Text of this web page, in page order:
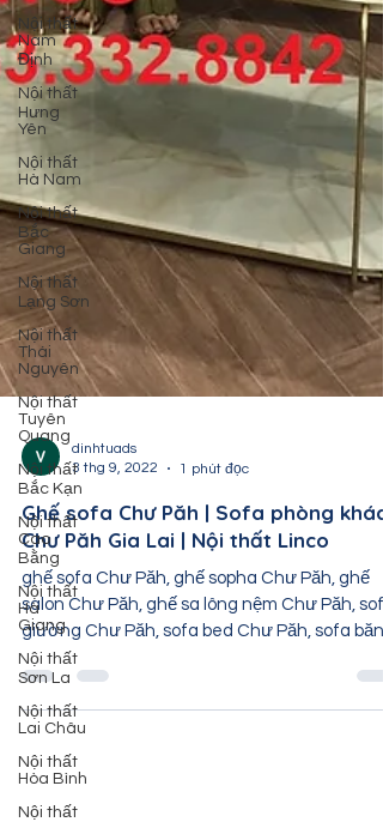
Nội thất
Nam
Định
Nội thất
Hưng
Yên
Nội thất
Hà Nam
Nội thất
Bắc
Giang
Nội thất
Lạng Sơn
Nội thất
Thái
Nguyên
Nội thất
Tuyên
Quang
Nội thất
Bắc Kạn
Nội thất
Cao
Bằng
Nội thất
Hà
Giang
Nội thất
Sơn La
Nội thất
Lai Châu
Nội thất
Hòa Bình
Nội thất
dinhtuads
3 thg 9, 2022
1 phút đọc
Ghế sofa Chư Păh | Sofa phòng
Chư Păh Gia Lai | Nội thất Linco
ghế sofa Chư Păh, ghế sopha Chư Păh, ghế
salon Chư Păh, ghế sa lông nệm Chư Păh,
giường Chư Păh, sofa bed Chư Păh, sofa
Chư...